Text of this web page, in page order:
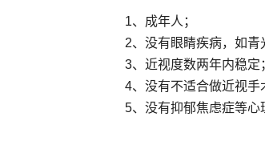
1、成年人；
2、没有眼睛疾病，如青
3、近视度数两年内稳定
4、没有不适合做近视手
5、没有抑郁焦虑症等心